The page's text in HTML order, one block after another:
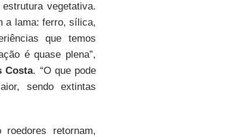
vegetativa.
a lama: ferro, sílica,
que temos
é quase plena”,
Costa. “O que pode
sendo extintas
retornam,